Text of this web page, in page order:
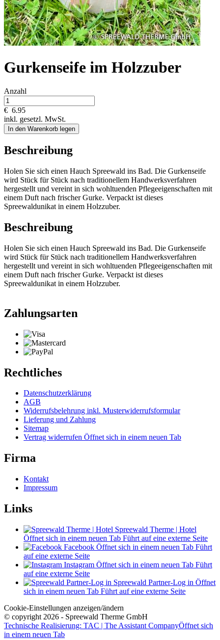
Gurkenseife im Holzzuber
Anzahl
€ 6.95
inkl. gesetzl. MwSt.
In den Warenkorb legen
Beschreibung
Holen Sie sich einen Hauch Spreewald ins Bad. Die Gurkenseife
wird Stück für Stück nach traditionellem Handwerksverfahren
hergestellt und vereint in sich wohltuenden Pflegeeigenschaften mit
einem Duft nach frischer Gurke. Verpackt ist dieses
Spreewaldunikat in einem Holzzuber.
Beschreibung
Holen Sie sich einen Hauch Spreewald ins Bad. Die Gurkenseife
wird Stück für Stück nach traditionellem Handwerksverfahren
hergestellt und vereint in sich wohltuenden Pflegeeigenschaften mit
einem Duft nach frischer Gurke. Verpackt ist dieses
Spreewaldunikat in einem Holzzuber.
Zahlungsarten
Rechtliches
Datenschutzerklärung
AGB
Widerrufsbelehrung inkl. Musterwiderrufsformular
Lieferung und Zahlung
Sitemap
Vertrag widerrufen Öffnet sich in einem neuen Tab
Firma
Kontakt
Impressum
Links
Spreewald Therme | Hotel
Öffnet sich in einem neuen Tab Führt auf eine externe Seite
Facebook Öffnet sich in einem neuen Tab Führt
auf eine externe Seite
Instagram Öffnet sich in einem neuen Tab Führt
auf eine externe Seite
Spreewald Partner-Log in Öffnet
sich in einem neuen Tab Führt auf eine externe Seite
Cookie-Einstellungen anzeigen/ändern
© copyright 2026 - Spreewald Therme GmbH
Technische Realisierung: TAC | The Assistant CompanyÖffnet sich
in einem neuen Tab